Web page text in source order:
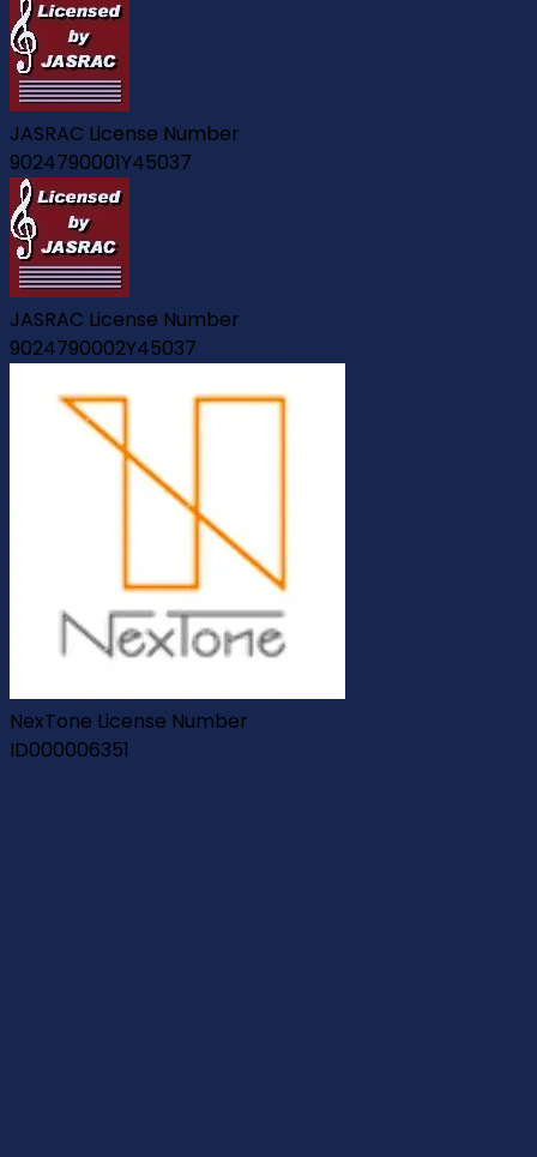
JASRAC License Number
9024790001Y45037
JASRAC License Number
9024790002Y45037
NexTone License Number
ID000006351